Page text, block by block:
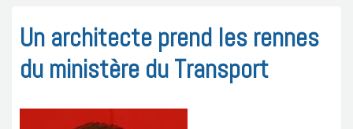
Un architecte prend les rennes
du ministère du Transport